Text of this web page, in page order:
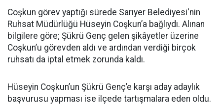
Coşkun görev yaptığı sürede Sarıyer Belediyesi'nin
Ruhsat Müdürlüğü Hüseyin Coşkun’a bağlıydı. Alınan
bilgilere göre; Şükrü Genç gelen şikâyetler üzerine
Coşkun’u görevden aldı ve ardından verdiği birçok
ruhsatı da iptal etmek zorunda kaldı.
Hüseyin Coşkun’un Şükrü Genç’e karşı aday adaylık
başvurusu yapması ise ilçede tartışmalara eden oldu.